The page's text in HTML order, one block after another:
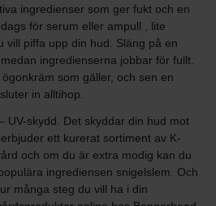
ingredienser som ger fukt och en
för serum eller ampull , lite
vill piffa upp din hud. Släng på en
ingredienserna jobbar för fullt.
som gäller, och sen en
in alltihop.
UV-skydd. Det skyddar din hud mot
ett kurerat sortiment av K-
och om du är extra modig kan du
ingrediensen snigelslem. Och
många steg du vill ha i din